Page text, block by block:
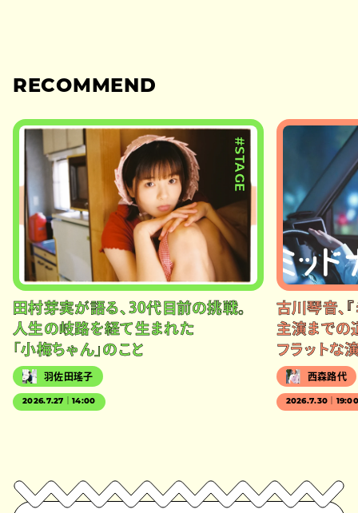
RECOMMEND
#STAGE
田村芽実が語る、30代目前の挑戦。
人生の岐路を経て生まれた
「小梅ちゃん」のこと
羽佐田瑤子
2026.7.27｜14:00
古川琴音、
主演までの
フラットな
西森路代
2026.7.30｜